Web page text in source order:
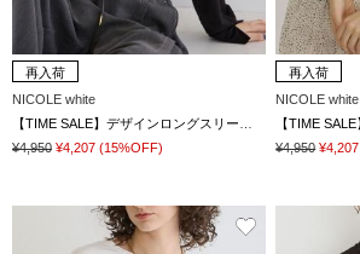
再入荷
NICOLE white
¥4,950 ¥4,207 (15%OFF)
再入荷
NICOLE white
¥4,950 ¥4,207